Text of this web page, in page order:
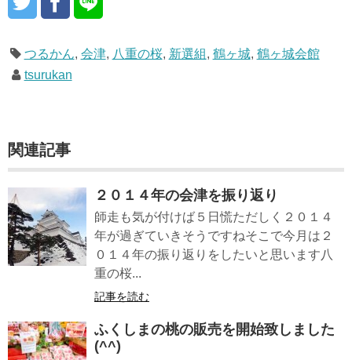
つるかん, 会津, 八重の桜, 新選組 , 鶴ヶ城, 鶴ヶ城会館
tsurukan
関連記事
２０１４年の会津を振り返り
師走も気が付けば５日慌ただしく２０１４
年が過ぎていきそうですねそこで今月は２
０１４年の振り返りをしたいと思います八
重の桜...
記事を読む
ふくしまの桃の販売を開始致しました
(^^)